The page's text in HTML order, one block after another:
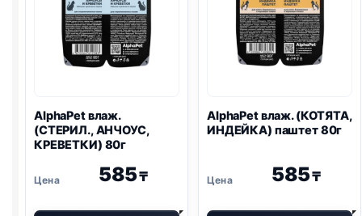
AlphaPet влаж.
(СТЕРИЛ., АНЧОУС,
КРЕВЕТКИ) 80г
585₸
AlphaPet влаж. (КОТЯТА,
ИНДЕЙКА) паштет 80г
585₸